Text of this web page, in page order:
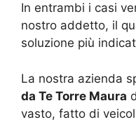
In entrambi i casi
nostro addetto, il
soluzione più
La nostra azienda
da Te Torre Maura
vasto, fatto di